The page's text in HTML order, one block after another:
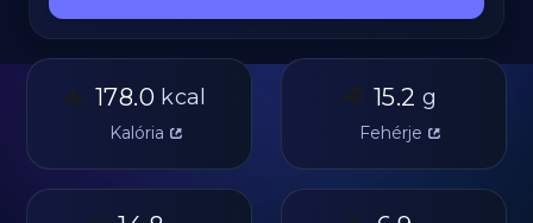
🔥 178.0 kcal
Kalória
🥩 15.2 g
Fehérje